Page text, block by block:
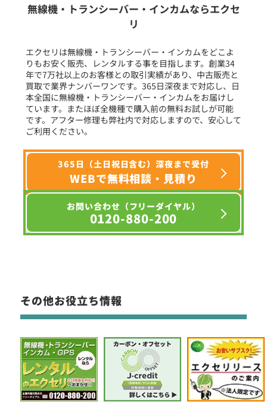
フリーワード入力(製品名等)
選択条件をリセット
無線機・トランシーバー・インカムならエクセ
リ
エクセリは無線機・トランシーバー・インカムをどこよ
りもお安く販売、レンタルする事を目指します。創業34
年で7万社以上のお客様との取引実績があり、中古販売と
買取で業界ナンバーワンです。365日深夜まで対応し、日
本全国に無線機・トランシーバー・インカムをお届けし
ています。またほぼ全機種で購入前の無料お試しが可能
です。アフター修理も弊社内で対応しますので、安心して
ご利用ください。
365日（土日祝日含む）深夜まで受付
WEBで無料相談・見積り
お問い合わせ（フリーダイヤル）
0120-880-200
その他お役立ち情報